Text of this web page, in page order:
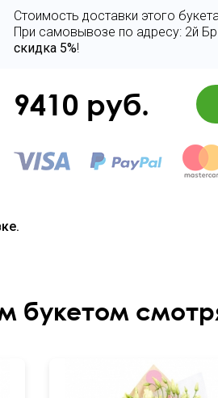
Стоимость доставки этого
При самовывозе по адресу: 2й
скидка 5%!
9410 руб.
букетом